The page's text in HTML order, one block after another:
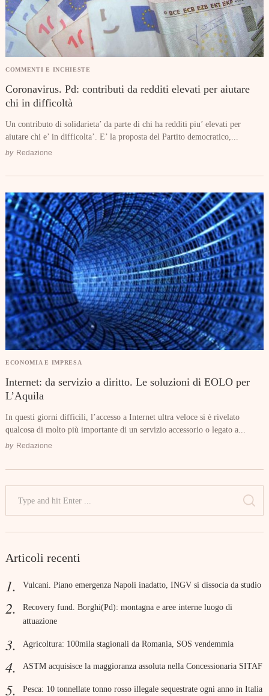
COMMENTI E INCHIESTE
Coronavirus. Pd: contributi da redditi elevati per aiutare
chi in difficoltà
Un contributo di solidarieta’ da parte di chi ha redditi piu’ elevati per
aiutare chi e’ in difficolta’. E’ la proposta del Partito democratico,...
by Redazione
ECONOMIA E IMPRESA
Internet: da servizio a diritto. Le soluzioni di EOLO per
L’Aquila
In questi giorni difficili, l’accesso a Internet ultra veloce si è rivelato
qualcosa di molto più importante di un servizio accessorio o legato a...
by Redazione
Search
Articoli recenti
Vulcani. Piano emergenza Napoli inadatto, INGV si dissocia da studio
Recovery fund. Borghi(Pd): montagna e aree interne luogo di
attuazione
Agricoltura: 100mila stagionali da Romania, SOS vendemmia
ASTM acquisisce la maggioranza assoluta nella Concessionaria SITAF
Pesca: 10 tonnellate tonno rosso illegale sequestrate ogni anno in Italia